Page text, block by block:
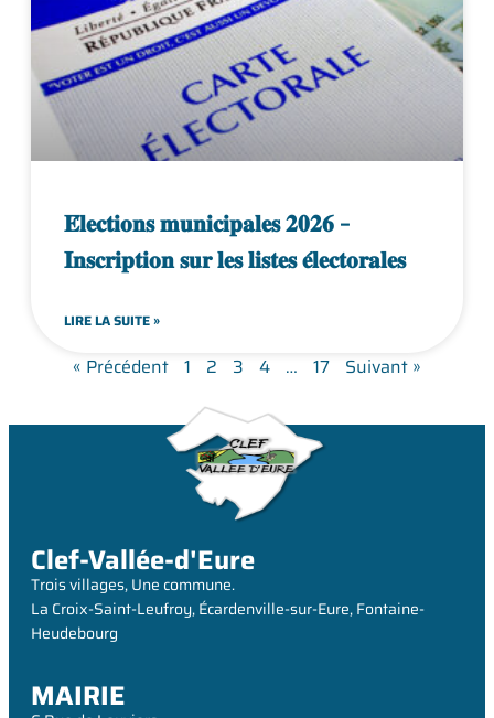
𝐄́𝐥𝐞𝐜𝐭𝐢𝐨𝐧𝐬 𝐦𝐮𝐧𝐢𝐜𝐢𝐩𝐚𝐥𝐞𝐬 𝟐𝟎𝟐𝟔 –
𝐈𝐧𝐬𝐜𝐫𝐢𝐩𝐭𝐢𝐨𝐧 𝐬𝐮𝐫 𝐥𝐞𝐬 𝐥𝐢𝐬𝐭𝐞𝐬 𝐞́𝐥𝐞𝐜𝐭𝐨𝐫𝐚𝐥𝐞𝐬
LIRE LA SUITE »
« Précédent 1 2 3 4 … 17 Suivant »
Clef-Vallée-d'Eure
Trois villages, Une commune.
La Croix-Saint-Leufroy, Écardenville-sur-Eure, Fontaine-
Heudebourg
MAIRIE